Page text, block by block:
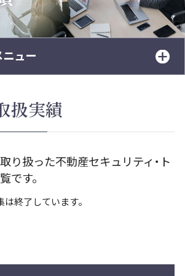
ュー
扱実績
り扱った不動産セキュリティ・ト
です。
終了しています。